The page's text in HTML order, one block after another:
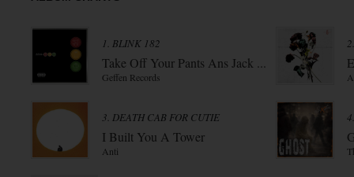
1. BLINK 182
Take Off Your Pants Ans Jack ...
Geffen Records
3. DEATH CAB FOR CUTIE
I Built You A Tower
Anti